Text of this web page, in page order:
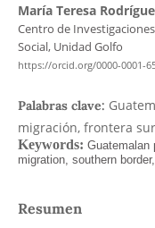
María Teresa
Centro de
Social, Unidad Golfo
https://orcid.org/0000-0001-
Palabras clave:
migración, frontera
Resumen